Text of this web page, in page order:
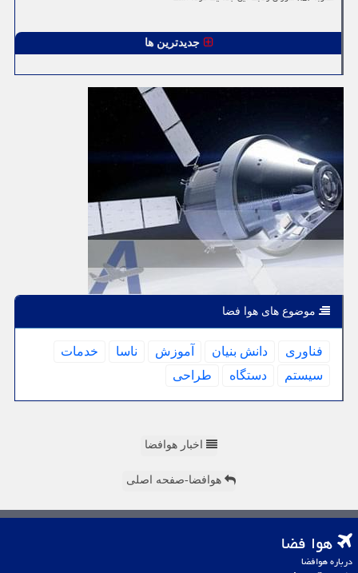
جدیدترین ها
موضوع های هوا فضا
فناوری دانش بنیان آموزش ناسا
خدمات
سیستم
دستگاه طراحی
اخبار هوافضا
هوافضا-صفحه اصلی
هوا فضا
درباره هوافضا